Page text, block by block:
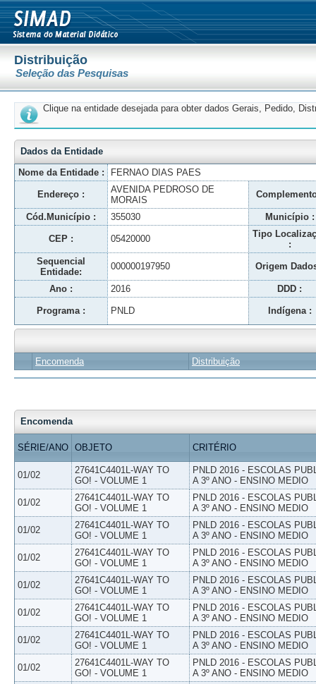
Distribuição
Seleção das Pesquisas
Clique na entidade desejada para obter dados Gerais, Pedido,
Dados da Entidade
Nome da Entidade :
FERNAO DIAS PAES
Endereço :
AVENIDA PEDROSO DE
MORAIS
Cód.Município : 355030 Município :
CEP : 05420000
Tipo
:
Sequencial
Entidade:
000000197950 Origem
Ano : 2016 DDD :
Programa : PNLD Indígena :
Encomenda Distribuição
Encomenda
SÉRIE/ANO OBJETO CRITÉRIO
01/02
27641C4401L-WAY TO
GO! - VOLUME 1
PNLD 2016 - ESCOLAS
A 3º ANO - ENSINO MEDIO
01/02
27641C4401L-WAY TO
GO! - VOLUME 1
PNLD 2016 - ESCOLAS
A 3º ANO - ENSINO MEDIO
01/02
27641C4401L-WAY TO
GO! - VOLUME 1
PNLD 2016 - ESCOLAS
A 3º ANO - ENSINO MEDIO
01/02
27641C4401L-WAY TO
GO! - VOLUME 1
PNLD 2016 - ESCOLAS
A 3º ANO - ENSINO MEDIO
01/02
27641C4401L-WAY TO
GO! - VOLUME 1
PNLD 2016 - ESCOLAS
A 3º ANO - ENSINO MEDIO
01/02
27641C4401L-WAY TO
GO! - VOLUME 1
PNLD 2016 - ESCOLAS
A 3º ANO - ENSINO MEDIO
01/02
27641C4401L-WAY TO
GO! - VOLUME 1
PNLD 2016 - ESCOLAS
A 3º ANO - ENSINO MEDIO
01/02
27641C4401L-WAY TO
GO! - VOLUME 1
PNLD 2016 - ESCOLAS
A 3º ANO - ENSINO MEDIO